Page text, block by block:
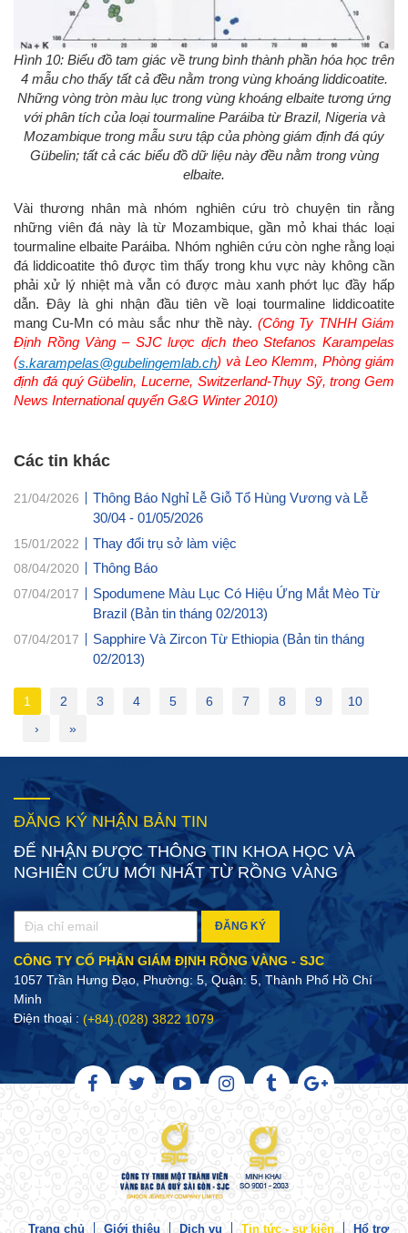
Hình 10: Biểu đồ tam giác về trung bình thành phần hóa học trên
4 mẫu cho thấy tất cả đều nằm trong vùng khoáng liddicoatite.
Những vòng tròn màu lục trong vùng khoáng elbaite tương ứng
với phân tích của loại tourmaline Paráiba từ Brazil, Nigeria và
Mozambique trong mẫu sưu tập của phòng giám định đá qúy
Gübelin; tất cả các biểu đồ dữ liệu này đều nằm trong vùng
elbaite.
Vài thương nhân mà nhóm nghiên cứu trò chuyện tin rằng
những viên đá này là từ Mozambique, gần mỏ khai thác loại
tourmaline elbaite Paráiba. Nhóm nghiên cứu còn nghe rằng loại
đá liddicoatite thô được tìm thấy trong khu vực này không cần
phải xử lý nhiệt mà vẫn có được màu xanh phớt lục đầy hấp
dẫn. Đây là ghi nhận đầu tiên về loại tourmaline liddicoatite
mang Cu-Mn có màu sắc như thề này. (Công Ty TNHH Giám
Định Rồng Vàng – SJC lược dịch theo Stefanos Karampelas
(s.karampelas@gubelingemlab.ch) và Leo Klemm, Phòng giám
định đá quý Gübelin, Lucerne, Switzerland-Thụy Sỹ, trong Gem
News International quyển G&G Winter 2010)
Các tin khác
21/04/2026
Thông Báo Nghỉ Lễ Giỗ Tổ Hùng Vương và Lễ
30/04 - 01/05/2026
15/01/2022 Thay đổi trụ sở làm việc
08/04/2020 Thông Báo
07/04/2017
Spodumene Màu Lục Có Hiệu Ứng Mắt Mèo Từ
Brazil (Bản tin tháng 02/2013)
07/04/2017
Sapphire Và Zircon Từ Ethiopia (Bản tin tháng
02/2013)
1 2 3 4 5 6 7 8 9
10
›
»
ĐĂNG KÝ NHẬN BẢN TIN
ĐỂ NHẬN ĐƯỢC THÔNG TIN KHOA HỌC VÀ
NGHIÊN CỨU MỚI NHẤT TỪ RỒNG VÀNG
ĐĂNG KÝ
CÔNG TY CỔ PHẦN GIÁM ĐỊNH RỒNG VÀNG - SJC
1057 Trần Hưng Đạo, Phường: 5, Quận: 5, Thành Phố Hồ Chí
Minh
Điện thoại : (+84).(028) 3822 1079
Trang chủ Giới thiệu Dịch vụ Tin tức - sự kiện Hổ trợ